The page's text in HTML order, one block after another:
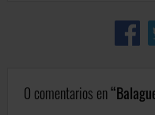
0 comentarios en